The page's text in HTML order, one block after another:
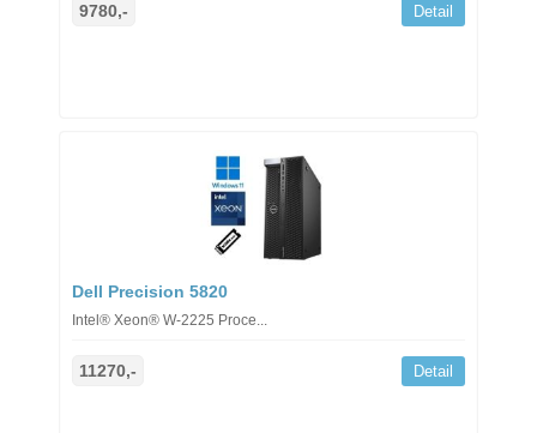
9780,- Detail
Dell Precision 5820
Intel® Xeon® W-2225 Proce...
11270,- Detail